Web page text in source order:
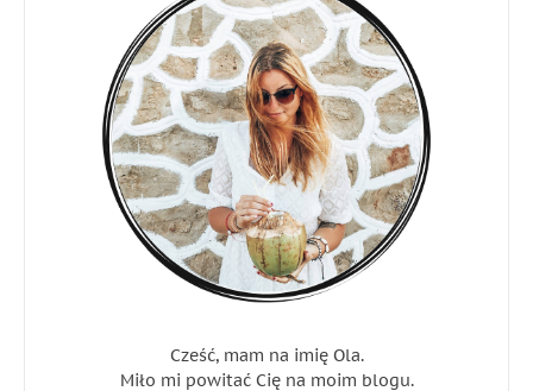
Cześć, mam na imię Ola.
Miło mi powitać Cię na moim blogu.